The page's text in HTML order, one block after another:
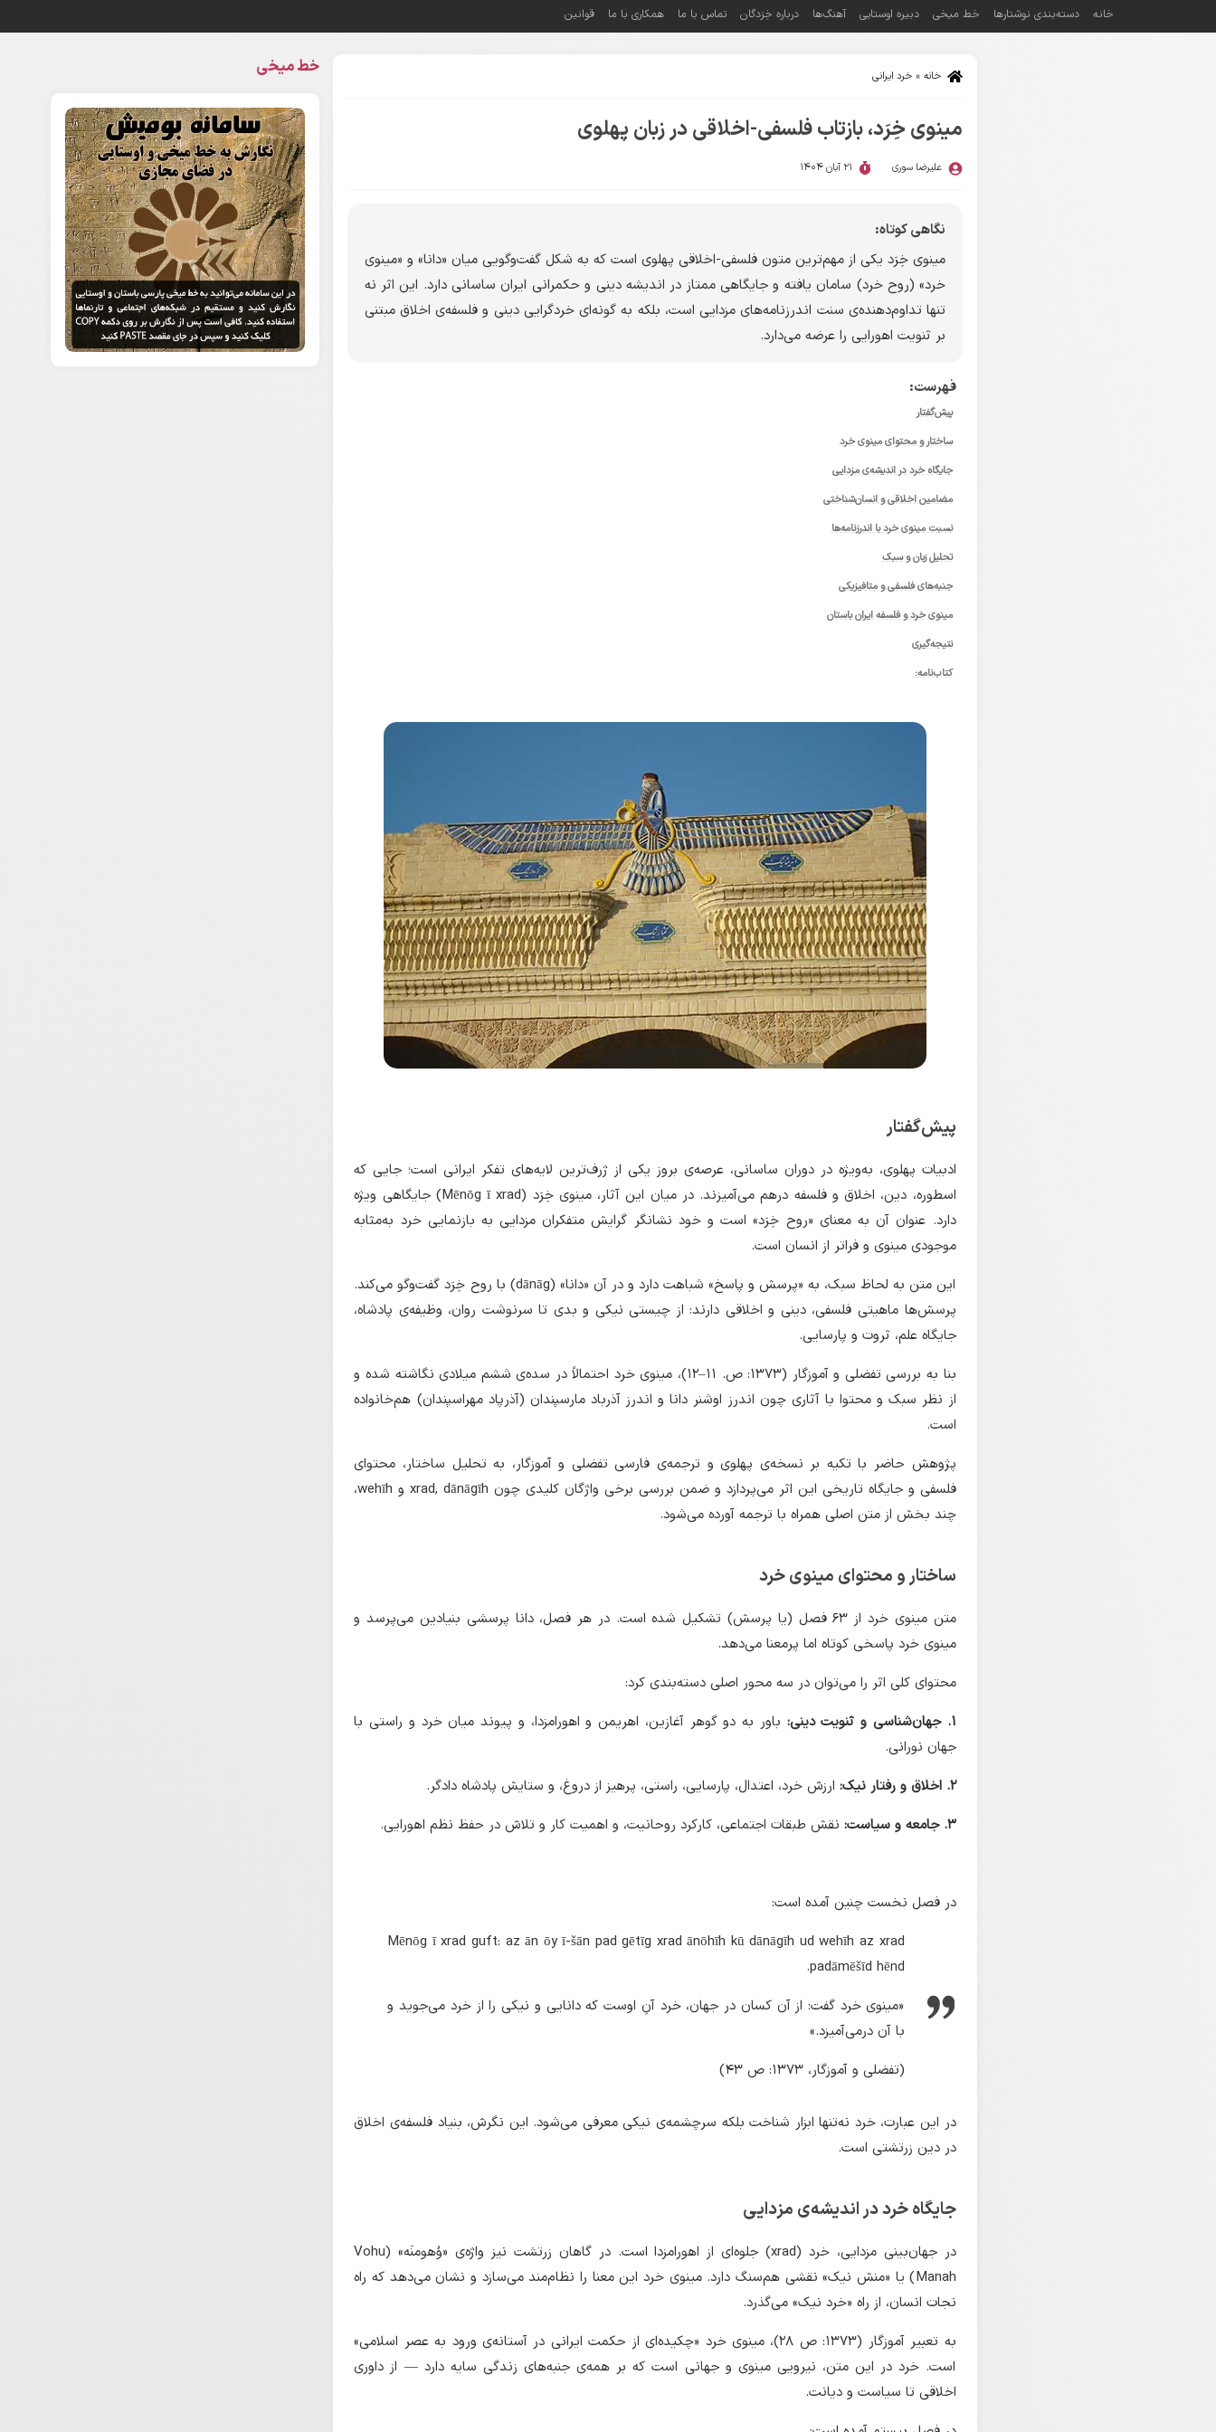
خانه » خرد ایرانی
مینوی خِرَد، بازتاب فلسفی-اخلاقی در زبان پهلوی
علیرضا سوری 21 آبان 1404
نگاهی کوتاه:
مینوی خِرَد یکی از مهم‌ترین متون فلسفی-اخلاقی پهلوی است که به شکل گفت‌وگویی میان «دانا» و «مینوی
خرد» (روح خرد) سامان یافته و جایگاهی ممتاز در اندیشه دینی و حکمرانی ایران ساسانی دارد. این اثر نه
تنها تداوم‌دهنده‌ی سنت اندرزنامه‌های مزدایی است، بلکه به گونه‌ای خردگرایی دینی و فلسفه‌ی اخلاق مبتنی
بر ثنویت اهورایی را عرضه می‌دارد.
فهرست:
پیش‌گفتار
ساختار و محتوای مینوی خرد
جایگاه خرد در اندیشه‌ی مزدایی
مضامین اخلاقی و انسان‌شناختی
نسبت مینوی خرد با اندرزنامه‌ها
تحلیل زبان و سبک
جنبه‌های فلسفی و متافیزیکی
مینوی خرد و فلسفه ایران باستان
نتیجه‌گیری
کتاب‌نامه:
پیش‌گفتار
ادبیات پهلوی، به‌ویژه در دوران ساسانی، عرصه‌ی بروز یکی از ژرف‌ترین لایه‌های تفکر ایرانی است؛ جایی که
اسطوره، دین، اخلاق و فلسفه درهم می‌آمیزند. در میان این آثار، مینوی خِرَد (Mēnōg ī xrad) جایگاهی ویژه
دارد. عنوان آن به معنای «روح خِرَد» است و خود نشانگر گرایش متفکران مزدایی به بازنمایی خرد به‌مثابه
موجودی مینوی و فراتر از انسان است.
این متن به لحاظ سبک، به «پرسش و پاسخ» شباهت دارد و در آن «دانا» (dānāg) با روح خِرَد گفت‌وگو می‌کند.
پرسش‌ها ماهیتی فلسفی، دینی و اخلاقی دارند: از چیستی نیکی و بدی تا سرنوشت روان، وظیفه‌ی پادشاه،
جایگاه علم، ثروت و پارسایی.
بنا به بررسی تفضلی و آموزگار (۱۳۷۳: ص. ۱۱–۱۲)، مینوی خرد احتمالاً در سده‌ی ششم میلادی نگاشته شده و
از نظر سبک و محتوا با آثاری چون اندرز اوشنر دانا و اندرز آذرباد مارسپندان (آذرپاد مهراسپندان) هم‌خانواده
است.
پژوهش حاضر با تکیه بر نسخه‌ی پهلوی و ترجمه‌ی فارسی تفضلی و آموزگار، به تحلیل ساختار، محتوای
فلسفی و جایگاه تاریخی این اثر می‌پردازد و ضمن بررسی برخی واژگان کلیدی چون xrad, dānāgīh و wehīh،
چند بخش از متن اصلی همراه با ترجمه آورده می‌شود.
ساختار و محتوای مینوی خرد
متن مینوی خرد از ۶۳ فصل (یا پرسش) تشکیل شده است. در هر فصل، دانا پرسشی بنیادین می‌پرسد و
مینوی خرد پاسخی کوتاه اما پرمعنا می‌دهد.
محتوای کلی اثر را می‌توان در سه محور اصلی دسته‌بندی کرد:
1. جهان‌شناسی و ثنویت دینی:
باور به دو گوهر آغازین، اهریمن و اهورامزدا، و پیوند میان خرد و راستی با
جهان نورانی.
2. اخلاق و رفتار نیک:
ارزش خرد، اعتدال، پارسایی، راستی، پرهیز از دروغ، و ستایش پادشاه دادگر.
3. جامعه و سیاست:
نقش طبقات اجتماعی، کارکرد روحانیت، و اهمیت کار و تلاش در حفظ نظم اهورایی.
در فصل نخست چنین آمده است:
Mēnōg ī xrad guft: az ān ōy ī-šān pad gētīg xrad ānōhīh kū dānāgīh ud wehīh az xrad
padāmēšīd hēnd.
«مینوی خرد گفت: از آن کسان در جهان، خرد آنِ اوست که دانایی و نیکی را از خرد می‌جوید و
با آن درمی‌آمیزد.»
(تفضلی و آموزگار، ۱۳۷۳: ص ۴۳)
در این عبارت، خرد نه‌تنها ابزار شناخت بلکه سرچشمه‌ی نیکی معرفی می‌شود. این نگرش، بنیاد فلسفه‌ی اخلاق
در دین زرتشتی است.
جایگاه خرد در اندیشه‌ی مزدایی
در جهان‌بینی مزدایی، خرد (xrad) جلوه‌ای از اهورامزدا است. در گاهان زرتشت نیز واژه‌ی «وُهومنَه» (Vohu
Manah) یا «منش نیک» نقشی هم‌سنگ دارد. مینوی خرد این معنا را نظام‌مند می‌سازد و نشان می‌دهد که راه
نجات انسان، از راه «خرد نیک» می‌گذرد.
به تعبیر آموزگار (۱۳۷۳: ص ۲۸)، مینوی خرد «چکیده‌ای از حکمت ایرانی در آستانه‌ی ورود به عصر اسلامی»
است. خرد در این متن، نیرویی مینوی و جهانی است که بر همه‌ی جنبه‌های زندگی سایه دارد — از داوری
اخلاقی تا سیاست و دیانت.
خط میخی
خانه دسته‌بندی نوشتارها خط میخی دبیره اوستایی آهنگ‌ها درباره خِرَدگان تماس با ما همکاری با ما قوانین